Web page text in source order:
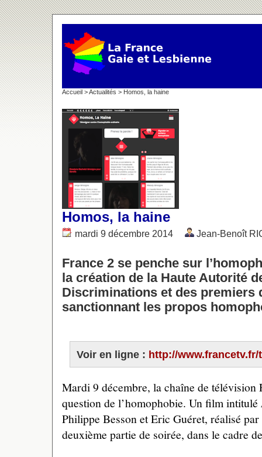
Accueil >Actualités > Homos, la haine
Homos, la haine
mardi 9 décembre 2014 Jean-Benoît
France 2 se penche sur
la création de la Haute Autorité
Discriminations et des premiers
sanctionnant les propos
Voir en ligne : http://www.francetv.fr/
Mardi 9 décembre, la chaîne de télévision
question de l’homophobie. Un film intitulé
Philippe Besson et Eric Guéret, réalisé
deuxième partie de soirée, dans le cadre